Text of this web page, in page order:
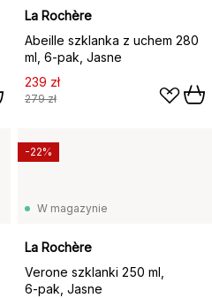
La Rochère
Abeille szklanka z uchem 280
ml, 6‑pak, Jasne
239 zł
279 zł
W magazynie
La Rochère
Verone szklanki 250 ml,
6‑pak, Jasne
-22%